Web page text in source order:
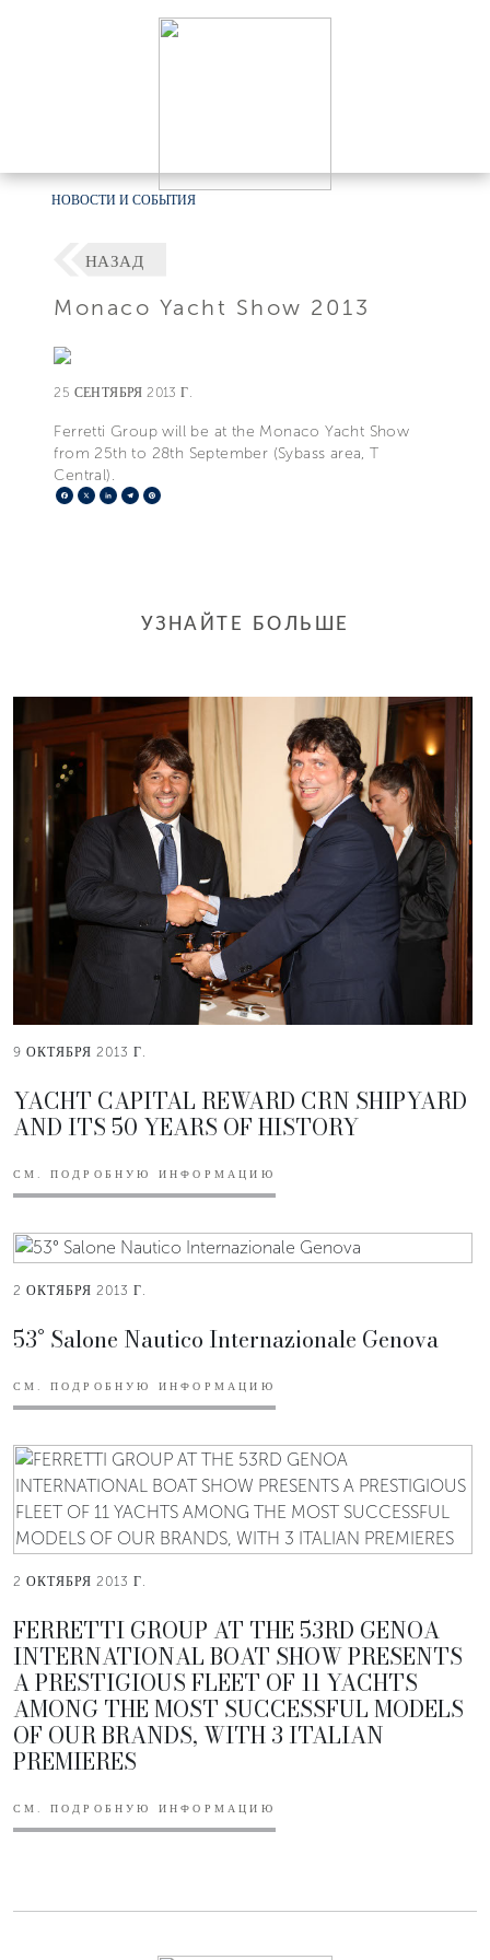
НОВОСТИ И СОБЫТИЯ
НАЗАД
Monaco Yacht Show 2013
25 СЕНТЯБРЯ 2013 Г.
Ferretti Group will be at the Monaco Yacht Show
from 25th to 28th September (Sybass area, T
Central).
Facebook
X LinkedIn
Telegram
УЗНАЙТЕ БОЛЬШЕ
9 ОКТЯБРЯ 2013 Г.
YACHT CAPITAL REWARD CRN SHIPYARD
AND ITS 50 YEARS OF HISTORY
СМ. ПОДРОБНУЮ ИНФОРМАЦИЮ
2 ОКТЯБРЯ 2013 Г.
53° Salone Nautico Internazionale Genova
СМ. ПОДРОБНУЮ ИНФОРМАЦИЮ
2 ОКТЯБРЯ 2013 Г.
FERRETTI GROUP AT THE 53RD GENOA
INTERNATIONAL BOAT SHOW PRESENTS
A PRESTIGIOUS FLEET OF 11 YACHTS
AMONG THE MOST SUCCESSFUL MODELS
OF OUR BRANDS, WITH 3 ITALIAN
PREMIERES
СМ. ПОДРОБНУЮ ИНФОРМАЦИЮ